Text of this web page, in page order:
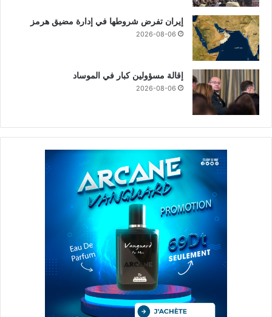
إيران تفرض شروطها في إدارة مضيق هرمز
2026-08-06
إقالة مسؤولين كبار في الموساد
2026-08-06